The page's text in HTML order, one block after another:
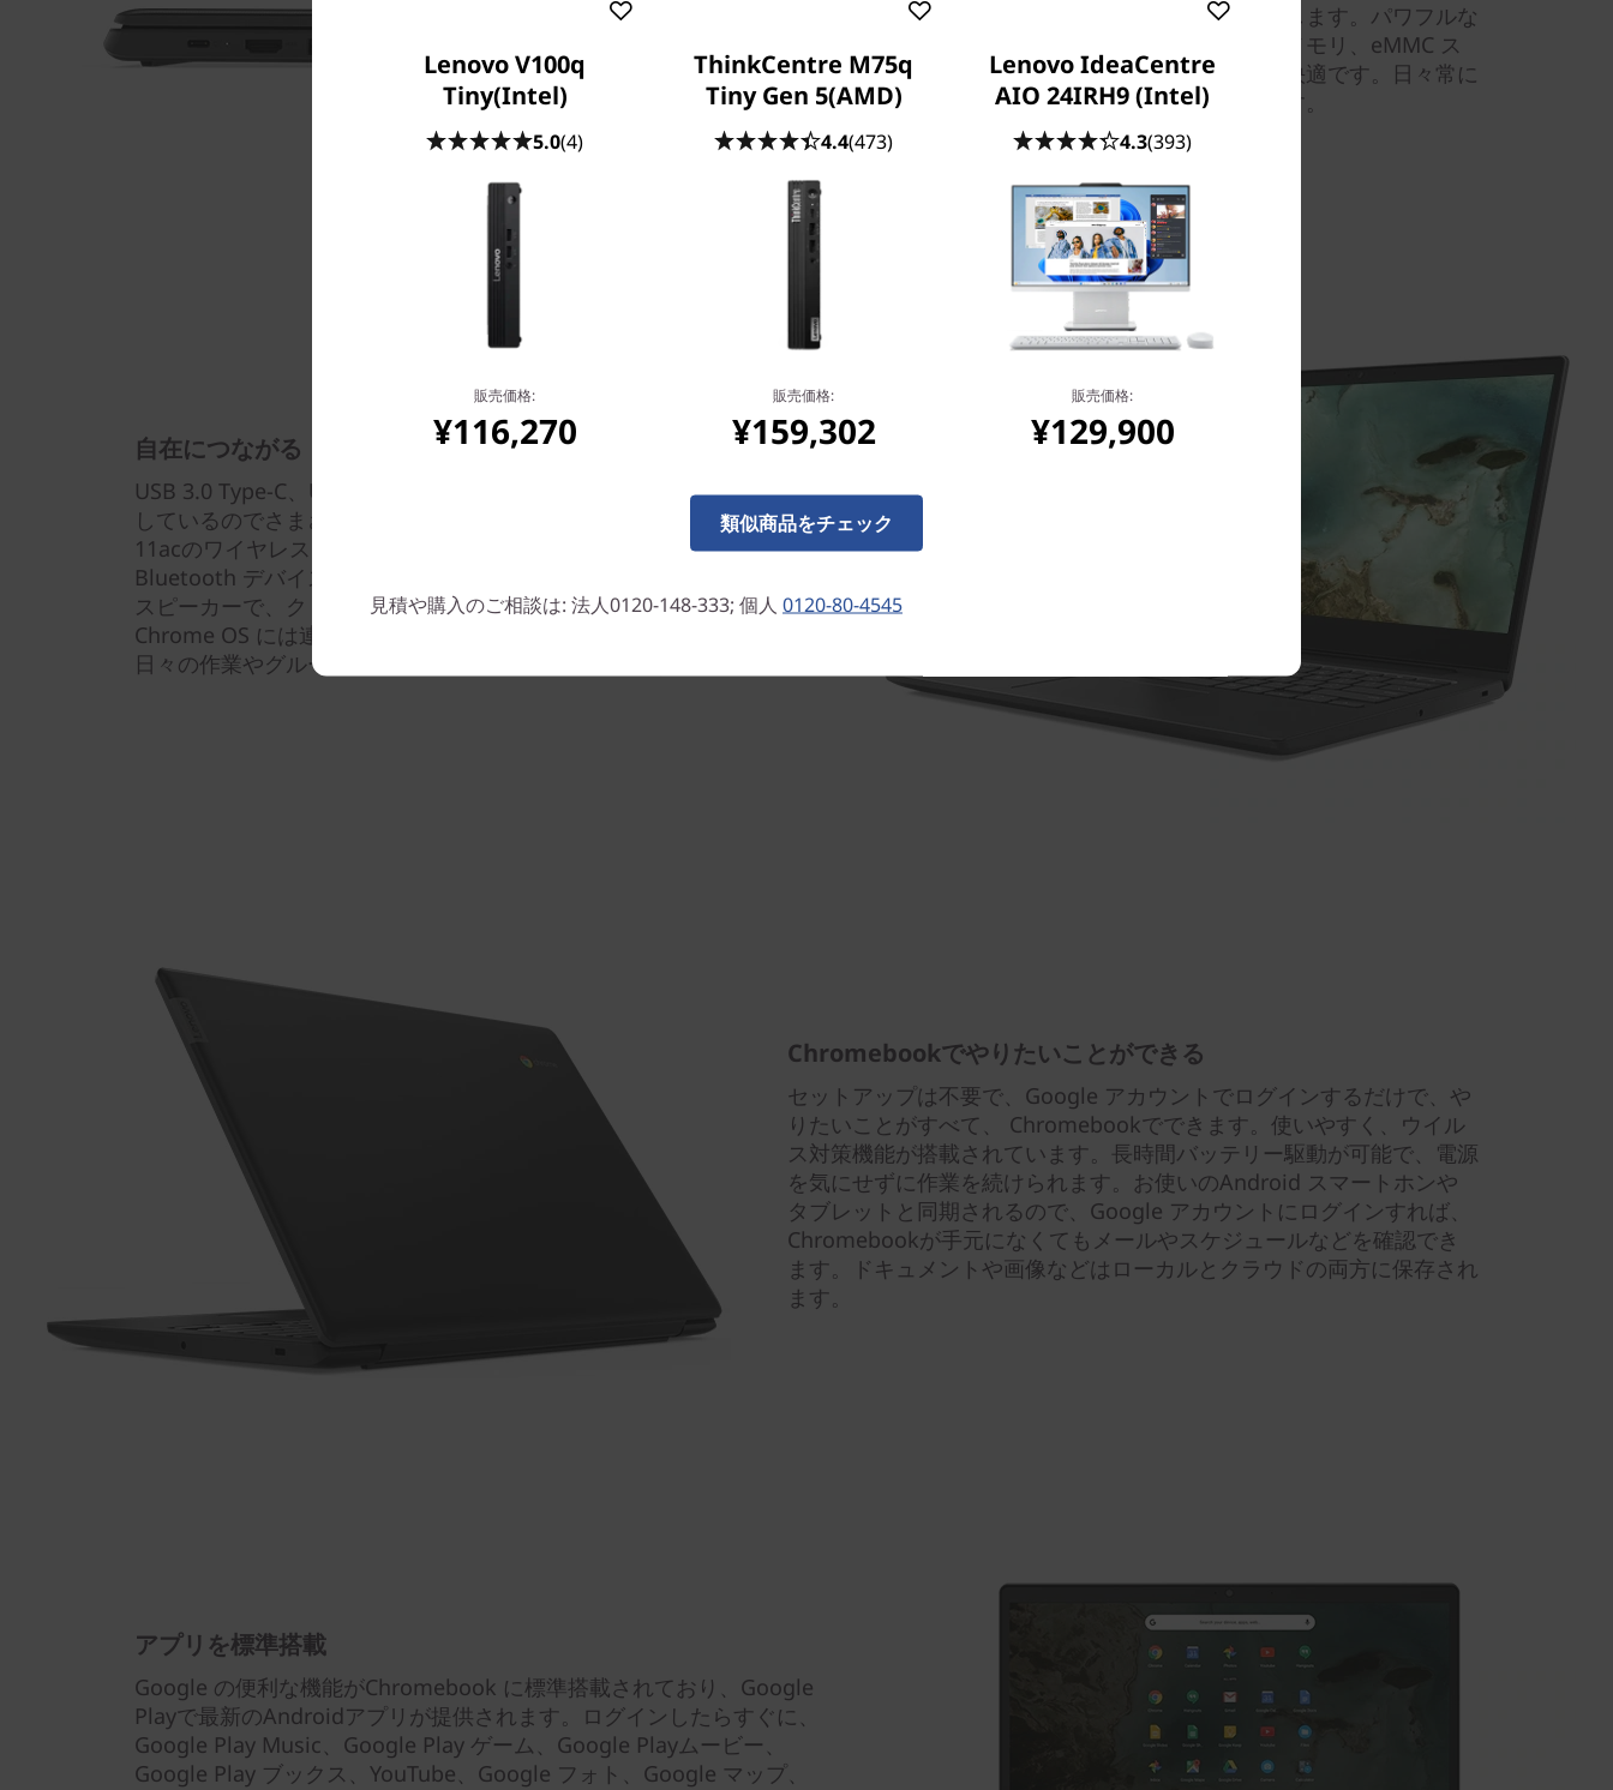
日々の作業を快適にこなせるパフォーマンスを発揮します。パワフルな
処理能力、マルチタスクを難なくこなせる LPDDR3メモリ、eMMC ス
トレージで高速起動、アプリやデータの読み込みが快適です。日々常に
最適化され、長く使えるパフォーマンスを提供します。
自在につながる
USB 3.0 Type-C、USB 3.0 、SD カード リーダーなど豊富な I/O を搭載
しているのでさまざまな周辺機器をかんたんに接続できます。高速な
11acのワイヤレスLANと Bluetooth 4.1に対応。同時に 2 台の
Bluetooth デバイスに接続が可能です。720p の 内蔵カメラとステレオ
スピーカーで、クリアな音声と映像でビデオ通話も楽しめます。
Chrome OS には連携する多彩なアプリとサービスが提供されており、
日々の作業やグループでのコラボレーションに便利です。
Chromebookでやりたいことができる
セットアップは不要で、Google アカウントでログインするだけで、や
りたいことがすべて、 Chromebookでできます。使いやすく、ウイル
ス対策機能が搭載されています。長時間バッテリー駆動が可能で、電源
を気にせずに作業を続けられます。お使いのAndroid スマートホンや
タブレットと同期されるので、Google アカウントにログインすれば、
Chromebookが手元になくてもメールやスケジュールなどを確認でき
ます。ドキュメントや画像などはローカルとクラウドの両方に保存され
ます。
アプリを標準搭載
Google の便利な機能がChromebook に標準搭載されており、Google
Playで最新のAndroidアプリが提供されます。ログインしたらすぐに、
Google Play Music、Google Play ゲーム、Google Playムービー、
Google Play ブックス、YouTube、Google フォト、Google マップ、
Lenovo V100q
Tiny(Intel)
5.0(4)
販売価格:
¥116,270
ThinkCentre M75q
Tiny Gen 5(AMD)
4.4(473)
販売価格:
¥159,302
Lenovo IdeaCentre
AIO 24IRH9 (Intel)
4.3(393)
販売価格:
¥129,900
類似商品をチェック
見積や購入のご相談は: 法人0120-148-333; 個人 0120-80-4545